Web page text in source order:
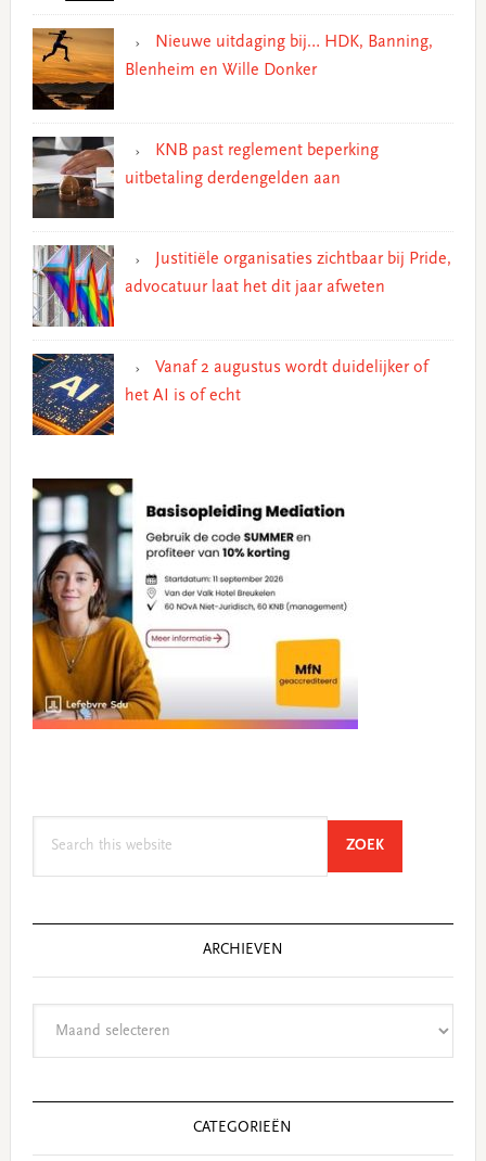
Nieuwe uitdaging bij… HDK, Banning,
Blenheim en Wille Donker
KNB past reglement beperking
uitbetaling derdengelden aan
Justitiële organisaties zichtbaar bij Pride,
advocatuur laat het dit jaar afweten
Vanaf 2 augustus wordt duidelijker of
het AI is of echt
ZOEKSEARCH
ARCHIEVEN
CATEGORIEËN